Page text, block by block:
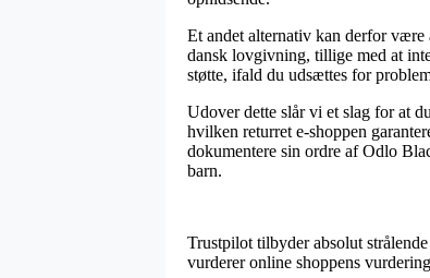
Et andet alternativ kan derfor
dansk lovgivning, tillige med at
støtte, ifald du udsættes for
Udover dette slår vi et slag for at
hvilken returret e-shoppen
dokumentere sin ordre af Odlo
barn.
Trustpilot tilbyder absolut
vurderer online shoppens